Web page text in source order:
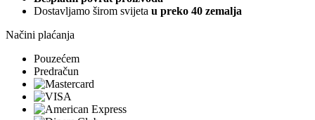
Dostavljamo širom svijeta u preko 40 zemalja
Načini plaćanja
Pouzećem
Predračun